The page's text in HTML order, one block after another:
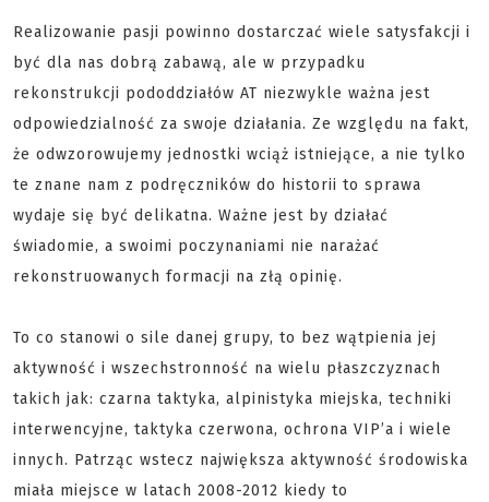
Realizowanie pasji powinno dostarczać wiele satysfakcji i
być dla nas dobrą zabawą, ale w przypadku
rekonstrukcji pododdziałów AT niezwykle ważna jest
odpowiedzialność za swoje działania. Ze względu na fakt,
że odwzorowujemy jednostki wciąż istniejące, a nie tylko
te znane nam z podręczników do historii to sprawa
wydaje się być delikatna. Ważne jest by działać
świadomie, a swoimi poczynaniami nie narażać
rekonstruowanych formacji na złą opinię.
To co stanowi o sile danej grupy, to bez wątpienia jej
aktywność i wszechstronność na wielu płaszczyznach
takich jak: czarna taktyka, alpinistyka miejska, techniki
interwencyjne, taktyka czerwona, ochrona VIP’a i wiele
innych. Patrząc wstecz największa aktywność środowiska
miała miejsce w latach 2008-2012 kiedy to